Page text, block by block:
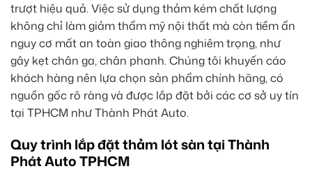
trượt hiệu quả. Việc sử dụng thảm kém chất lượng
không chỉ làm giảm thẩm mỹ nội thất mà còn tiềm ẩn
nguy cơ mất an toàn giao thông nghiêm trọng, như
gây kẹt chân ga, chân phanh. Chúng tôi khuyến cáo
khách hàng nên lựa chọn sản phẩmchính hãng, có
nguồn gốc rõ ràng và được lắp đặt bởi các cơ sở uy tín
tại TPHCM như Thành Phát Auto.
Quy trình lắp đặt thảm lót sàn tại Thành
Phát Auto TPHCM